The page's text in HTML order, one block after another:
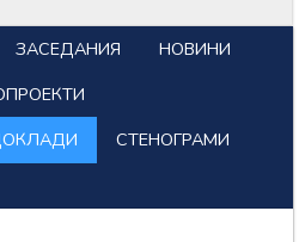
ЗАСЕДАНИЯ
НОВИНИ
СТЕНОГРАМИ